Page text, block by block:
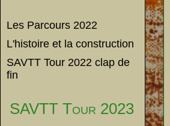
Les Parcours 2022
L'histoire et la construction
SAVTT Tour 2022 clap de
fin
SAVTT Tour 2023